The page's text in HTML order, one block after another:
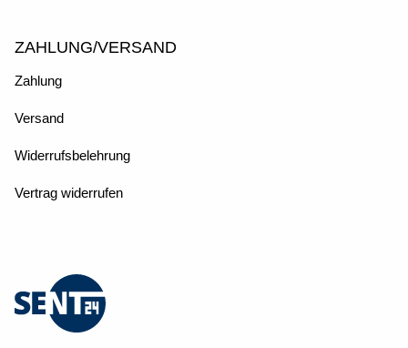
ZAHLUNG/VERSAND
Zahlung
Versand
Widerrufsbelehrung
Vertrag widerrufen